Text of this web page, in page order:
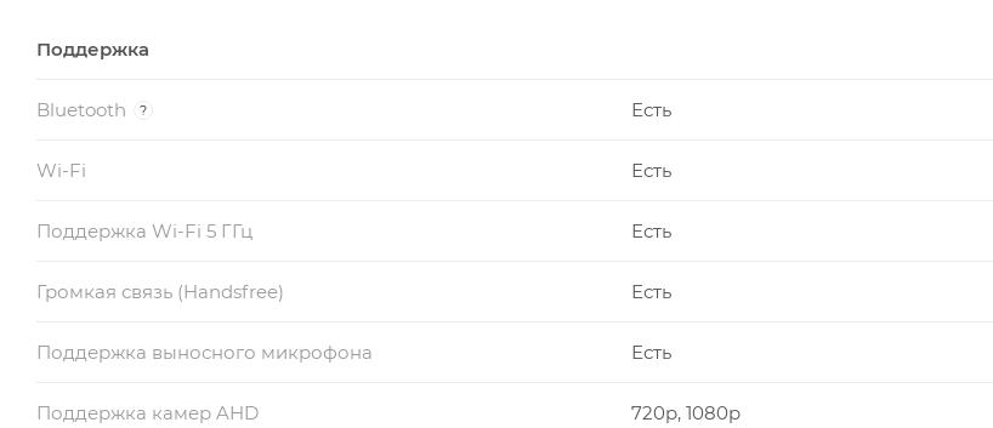
Поддержка
Bluetooth ? Есть
Wi-Fi Есть
Поддержка Wi-Fi 5 ГГц Есть
Громкая связь (Handsfree) Есть
Поддержка выносного микрофона Есть
Поддержка камер AHD 720p, 1080p